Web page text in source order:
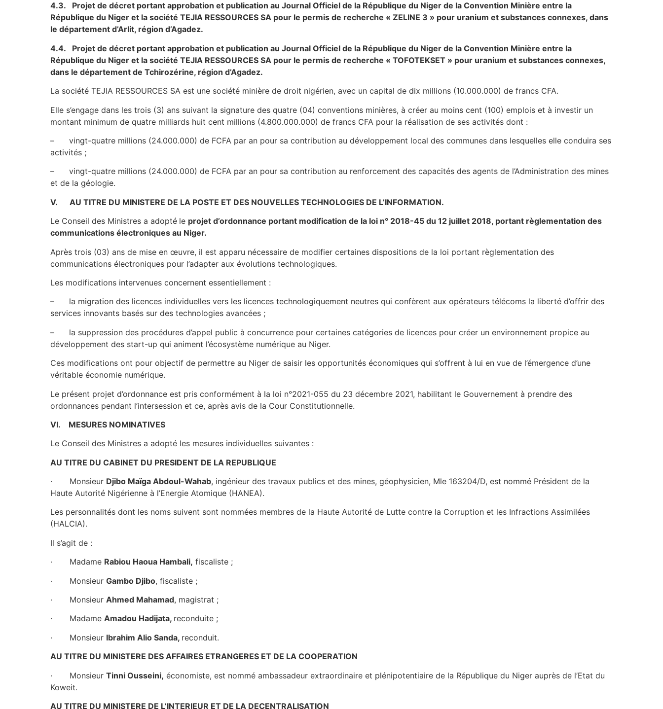
4.3. Projet de décret portant approbation et publication au Journal Officiel de la République du Niger de la Convention Minière entre la
République du Niger et la société TEJIA RESSOURCES SA pour le permis de recherche « ZELINE 3 » pour uranium et substances connexes, dans
le département d’Arlit, région d’Agadez.
4.4. Projet de décret portant approbation et publication au Journal Officiel de la République du Niger de la Convention Minière entre la
République du Niger et la société TEJIA RESSOURCES SA pour le permis de recherche « TOFOTEKSET » pour uranium et substances connexes,
dans le département de Tchirozérine, région d’Agadez.
La société TEJIA RESSOURCES SA est une société minière de droit nigérien, avec un capital de dix millions (10.000.000) de francs CFA.
Elle s’engage dans les trois (3) ans suivant la signature des quatre (04) conventions minières, à créer au moins cent (100) emplois et à investir un
montant minimum de quatre milliards huit cent millions (4.800.000.000) de francs CFA pour la réalisation de ses activités dont :
– vingt-quatre millions (24.000.000) de FCFA par an pour sa contribution au développement local des communes dans lesquelles elle conduira ses
activités ;
– vingt-quatre millions (24.000.000) de FCFA par an pour sa contribution au renforcement des capacités des agents de l’Administration des mines
et de la géologie.
V. AU TITRE DU MINISTERE DE LA POSTE ET DES NOUVELLES TECHNOLOGIES DE L’INFORMATION.
Le Conseil des Ministres a adopté le projet d’ordonnance portant modification de la loi n° 2018-45 du 12 juillet 2018, portant règlementation des
communications électroniques au Niger.
Après trois (03) ans de mise en œuvre, il est apparu nécessaire de modifier certaines dispositions de la loi portant règlementation des
communications électroniques pour l’adapter aux évolutions technologiques.
Les modifications intervenues concernent essentiellement :
– la migration des licences individuelles vers les licences technologiquement neutres qui confèrent aux opérateurs télécoms la liberté d’offrir des
services innovants basés sur des technologies avancées ;
– la suppression des procédures d’appel public à concurrence pour certaines catégories de licences pour créer un environnement propice au
développement des start-up qui animent l’écosystème numérique au Niger.
Ces modifications ont pour objectif de permettre au Niger de saisir les opportunités économiques qui s’offrent à lui en vue de l’émergence d’une
véritable économie numérique.
Le présent projet d’ordonnance est pris conformément à la loi n°2021-055 du 23 décembre 2021, habilitant le Gouvernement à prendre des
ordonnances pendant l’intersession et ce, après avis de la Cour Constitutionnelle.
VI. MESURES NOMINATIVES
Le Conseil des Ministres a adopté les mesures individuelles suivantes :
AU TITRE DU CABINET DU PRESIDENT DE LA REPUBLIQUE
· Monsieur Djibo Maïga Abdoul-Wahab, ingénieur des travaux publics et des mines, géophysicien, Mle 163204/D, est nommé Président de la
Haute Autorité Nigérienne à l’Energie Atomique (HANEA).
Les personnalités dont les noms suivent sont nommées membres de la Haute Autorité de Lutte contre la Corruption et les Infractions Assimilées
(HALCIA).
Il s’agit de :
· Madame Rabiou Haoua Hambali, fiscaliste ;
· Monsieur Gambo Djibo, fiscaliste ;
· Monsieur Ahmed Mahamad, magistrat ;
· Madame Amadou Hadijata, reconduite ;
· Monsieur Ibrahim Alio Sanda, reconduit.
AU TITRE DU MINISTERE DES AFFAIRES ETRANGERES ET DE LA COOPERATION
· Monsieur Tinni Ousseini, économiste, est nommé ambassadeur extraordinaire et plénipotentiaire de la République du Niger auprès de l’Etat du
Koweit.
AU TITRE DU MINISTERE DE L’INTERIEUR ET DE LA DECENTRALISATION